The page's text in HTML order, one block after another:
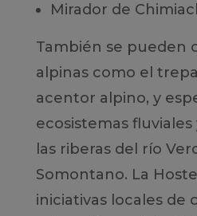
Mirador de
También se pueden
alpinas como el
acentor alpino, y
ecosistemas
las riberas del río
Somontano. La
iniciativas locales de